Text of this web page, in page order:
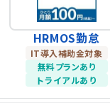
HRMOS勤怠
IT導入補助金対象
無料プランあり
トライアルあり